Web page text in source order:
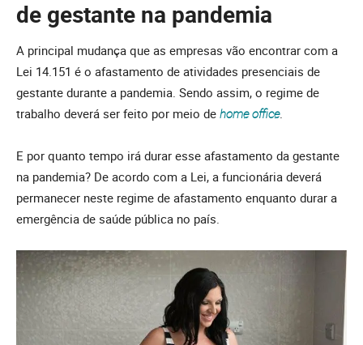
de gestante na pandemia
A principal mudança que as empresas vão encontrar com a
Lei 14.151 é o afastamento de atividades presenciais de
gestante durante a pandemia. Sendo assim, o regime de
trabalho deverá ser feito por meio de home office.
E por quanto tempo irá durar esse afastamento da gestante
na pandemia? De acordo com a Lei, a funcionária deverá
permanecer neste regime de afastamento enquanto durar a
emergência de saúde pública no país.